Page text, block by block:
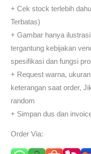
+ Cek stock terlebih
Terbatas)
+ Gambar hanya
tergantung kebijakan
spesifikasi dan fungsi
+ Request warna,
keterangan saat order,
random
+ Simpan dus dan
Order Via: